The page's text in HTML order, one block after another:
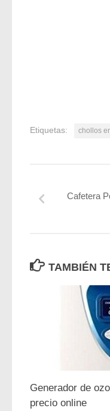
Etiquetas: chollos
Cafetera
TAMBIÉN
Generador de
precio online